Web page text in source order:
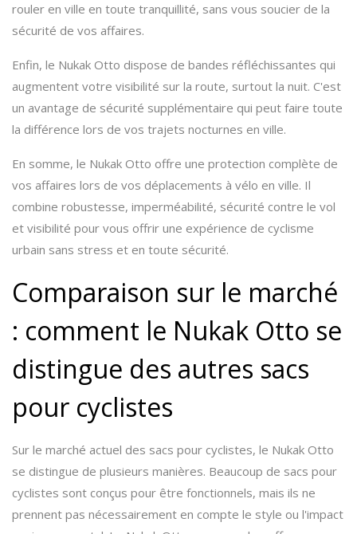
rouler en ville en toute tranquillité, sans vous soucier de la
sécurité de vos affaires.
Enfin, le Nukak Otto dispose de bandes réfléchissantes qui
augmentent votre visibilité sur la route, surtout la nuit. C'est
un avantage de sécurité supplémentaire qui peut faire toute
la différence lors de vos trajets nocturnes en ville.
En somme, le Nukak Otto offre une protection complète de
vos affaires lors de vos déplacements à vélo en ville. Il
combine robustesse, imperméabilité, sécurité contre le vol
et visibilité pour vous offrir une expérience de cyclisme
urbain sans stress et en toute sécurité.
Comparaison sur le marché
: comment le Nukak Otto se
distingue des autres sacs
pour cyclistes
Sur le marché actuel des sacs pour cyclistes, le Nukak Otto
se distingue de plusieurs manières. Beaucoup de sacs pour
cyclistes sont conçus pour être fonctionnels, mais ils ne
prennent pas nécessairement en compte le style ou l'impact